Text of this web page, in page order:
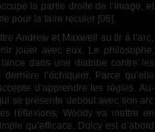
la partie droite de l’image, et
pour la faire reculer [06].
jouer avec eux. Le philosophe,
dans une diatribe contre les
l’échiquier. Parce qu’elle
d’apprendre les règles. Au-
se présente debout avec son arc
réflexions, Woody va mettre en
qu’efficace. Dulcy est d’abord